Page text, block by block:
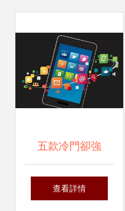
智能軟件的融合思
考
五款冷門卻強
(qiáng)大的通信技
查看詳情